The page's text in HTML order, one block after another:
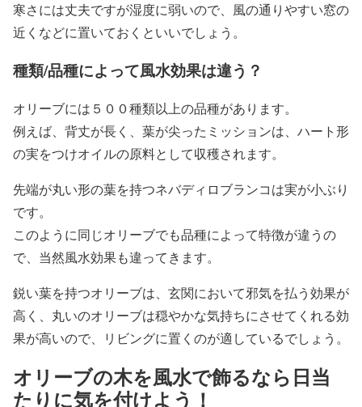
寒さには丈夫ですが湿度に弱いので、風の通りやすい窓の
近くなどに置いておくといいでしょう。
種類/品種によって風水効果は違う？
オリーブには５００種類以上の品種があります。
例えば、背丈が長く、葉が尖ったミッションは、ハート形
の実をつけオイルの原料として収穫されます。
先端が丸い形の葉を持つネバディロブランコは実が小ぶり
です。
このように同じオリーブでも品種によって特徴が違うの
で、当然風水効果も違ってきます。
鋭い葉を持つオリーブは、玄関において邪気を払う効果が
高く、丸いのオリーブは穏やかな気持ちにさせてくれる効
果が高いので、リビングに置くのが適しているでしょう。
オリーブの木を風水で飾るなら日当
たりに気を付けよう！